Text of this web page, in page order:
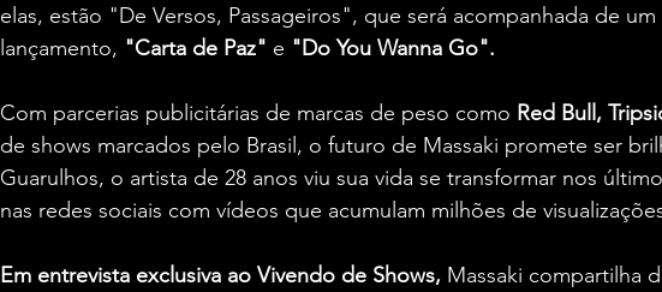
elas, estão "De Versos, Passageiros", que será acompanhada de
lançamento, "Carta de Paz" e "Do You Wanna Go".
Com parcerias publicitárias de marcas de peso como Red Bull,
de shows marcados pelo Brasil, o futuro de Massaki promete ser
Guarulhos, o artista de 28 anos viu sua vida se transformar nos
nas redes sociais com vídeos que acumulam milhões de
Em entrevista exclusiva ao Vivendo de Shows, Massaki compartilha